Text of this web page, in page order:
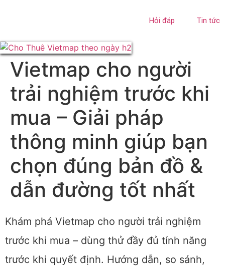
Hỏi đáp Tin tức
Vietmap cho người
trải nghiệm trước khi
mua – Giải pháp
thông minh giúp bạn
chọn đúng bản đồ &
dẫn đường tốt nhất
Khám phá Vietmap cho người trải nghiệm
trước khi mua – dùng thử đầy đủ tính năng
trước khi quyết định. Hướng dẫn, so sánh,